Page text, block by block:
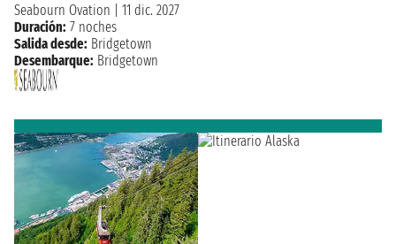
Seabourn Ovation
11 dic. 2027
Duración: 7 noches
Salida desde: Bridgetown
Desembarque: Bridgetown